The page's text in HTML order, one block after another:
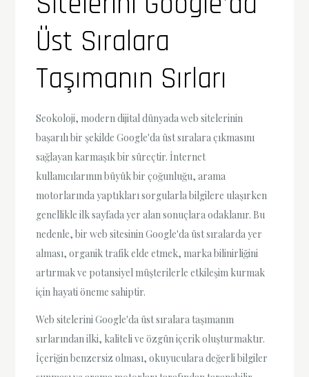
Üst Sıralara
Taşımanın Sırları
Seokoloji, modern dijital dünyada web sitelerinin
başarılı bir şekilde Google'da üst sıralara çıkmasını
sağlayan karmaşık bir süreçtir. İnternet
kullanıcılarının büyük bir çoğunluğu, arama
motorlarında yaptıkları sorgularla bilgilere ulaşırken
genellikle ilk sayfada yer alan sonuçlara odaklanır. Bu
nedenle, bir web sitesinin Google'da üst sıralarda yer
alması, organik trafik elde etmek, marka bilinirliğini
artırmak ve potansiyel müşterilerle etkileşim kurmak
için hayati öneme sahiptir.
Web sitelerini Google'da üst sıralara taşımanın
sırlarından ilki, kaliteli ve özgün içerik oluşturmaktır.
İçeriğin benzersiz olması, okuyuculara değerli bilgiler